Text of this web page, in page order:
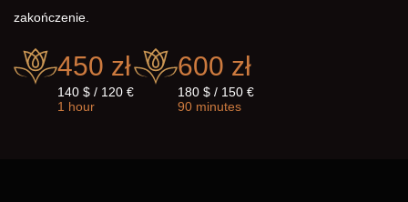
zakończenie.
450 zł
140 $ / 120 €
1 hour
600 zł
180 $ / 150 €
90 minutes